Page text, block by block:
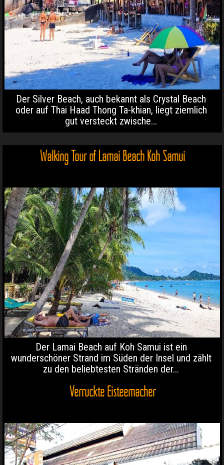
Der Silver Beach, auch bekannt als Crystal Beach
oder auf Thai Haad Thong Ta-khian, liegt ziemlich
gut versteckt zwische...
Walking Tour of Lamai Beach Koh Samui
Der Lamai Beach auf Koh Samui ist ein
wunderschöner Strand im Süden der Insel und zählt
zu den beliebtesten Stränden der...
Verrückte Eisteemacher